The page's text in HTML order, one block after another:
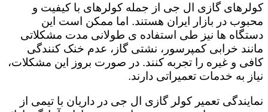
کولرهای گازی ال جی از جمله کولرهای با کیفیت و
محبوب در بازار ایران هستند. اما ممکن است این
دستگاه ها نیز طی استفاده ی طولانی مدت مشکلاتی
مانند خرابی کمپرسور، نشتی گاز، عدم خنک کنندگی
کافی و غیره را تجربه کنند. در صورت بروز این مشکلات،
نیاز به خدمات تعمیراتی دارند.
نمایندگی تعمیر کولر گازی ال جی در داریان با تیمی از